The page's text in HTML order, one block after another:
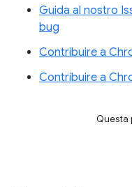
Guida al nostro
bug
Contribuire a
Contribuire a
Questa